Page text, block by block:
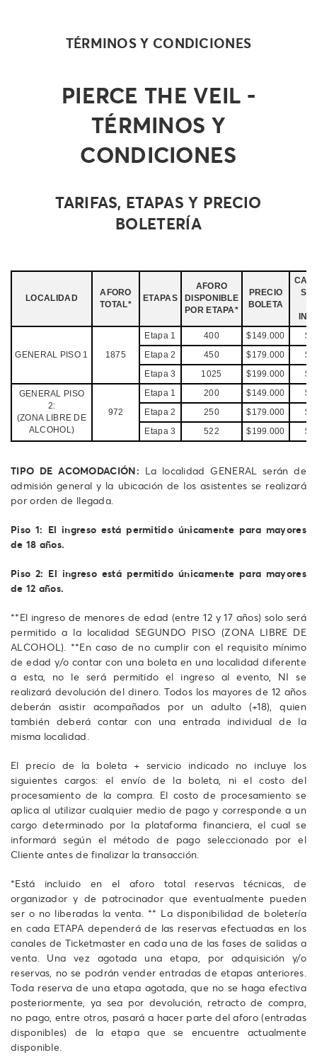
TÉRMINOS Y CONDICIONES
PIERCE THE VEIL -
TÉRMINOS Y
CONDICIONES
TARIFAS, ETAPAS Y PRECIO
BOLETERÍA
LOCALIDAD
AFORO
TOTAL*
ETAPAS
AFORO
DISPONIBLE
POR ETAPA*
PRECIO
BOLETA
GENERAL PISO 1 1875
Etapa 1 400 $149.000
Etapa 2
450 $179.000
Etapa 3
1025 $199.000
GENERAL PISO
2:
(ZONA LIBRE DE
ALCOHOL)
972
Etapa 1 200 $149.000
Etapa 2
250 $179.000
Etapa 3
522 $199.000
TIPO DE ACOMODACIÓN: La localidad GENERAL serán de
admisión general y la ubicación de los asistentes se realizará
por orden de llegada.
Piso 1: El ingreso está permitido únicamente para mayores
de 18 años.
Piso 2: El ingreso está permitido únicamente para mayores
de 12 años.
**El ingreso de menores de edad (entre 12 y 17 años) solo será
permitido a la localidad SEGUNDO PISO (ZONA LIBRE DE
ALCOHOL). **En caso de no cumplir con el requisito mínimo
de edad y/o contar con una boleta en una localidad diferente
a esta, no le será permitido el ingreso al evento, NI se
realizará devolución del dinero. Todos los mayores de 12 años
deberán asistir acompañados por un adulto (+18), quien
también deberá contar con una entrada individual de la
misma localidad.
El precio de la boleta + servicio indicado no incluye los
siguientes cargos: el envío de la boleta, ni el costo del
procesamiento de la compra. El costo de procesamiento se
aplica al utilizar cualquier medio de pago y corresponde a un
cargo determinado por la plataforma financiera, el cual se
informará según el método de pago seleccionado por el
Cliente antes de finalizar la transacción.
*Está incluido en el aforo total reservas técnicas, de
organizador y de patrocinador que eventualmente pueden
ser o no liberadas la venta. ** La disponibilidad de boletería
en cada ETAPA dependerá de las reservas efectuadas en los
canales de Ticketmaster en cada una de las fases de salidas a
venta. Una vez agotada una etapa, por adquisición y/o
reservas, no se podrán vender entradas de etapas anteriores.
Toda reserva de una etapa agotada, que no se haga efectiva
posteriormente, ya sea por devolución, retracto de compra,
no pago, entre otros, pasará a hacer parte del aforo (entradas
disponibles) de la etapa que se encuentre actualmente
disponible.